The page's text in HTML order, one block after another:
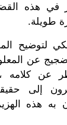
في هذه
طويلة.
لتوضيح
الضجيج عن
عن كلامه
إلى
هذه